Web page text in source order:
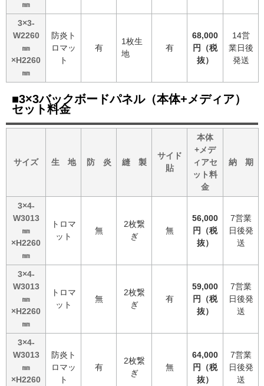
㎜
3×3-
W2260
㎜
×H2260
㎜
防炎ト
ロマッ
ト
有
1枚生
地
有
68,000
円（税
抜）
14営
業日後
発送
■3×3バックボードパネル（本体+メディア）
セット料金
サイズ 生 地 防 炎 縫 製
サイド
貼
本体
+メデ
ィアセ
ット料
金
納 期
3×4-
W3013
㎜
×H2260
㎜
トロマ
ット
無
2枚繋
ぎ
無
56,000
円（税
抜）
7営業
日後発
送
3×4-
W3013
㎜
×H2260
㎜
トロマ
ット
無
2枚繋
ぎ
有
59,000
円（税
抜）
7営業
日後発
送
3×4-
W3013
㎜
×H2260
防炎ト
ロマッ
ト
有
2枚繋
ぎ
無
64,000
円（税
抜）
7営業
日後発
送